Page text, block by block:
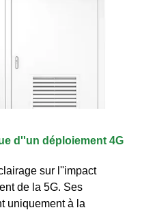
d''un déploiement 4G
sur l''impact
de la 5G. Ses
uniquement à la